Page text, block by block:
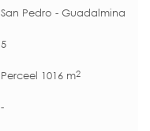
San Pedro - Guadalmina
5
Perceel 1016 m2
-